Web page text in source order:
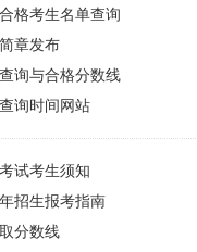
格考生名单查询
章发布
询与合格分数线
询时间网站
试考生须知
招生报考指南
分数线